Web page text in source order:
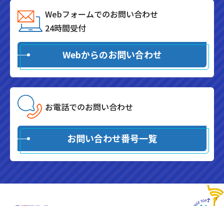
Webフォームでのお問い合わせ
24時間受付
Webからのお問い合わせ
お電話でのお問い合わせ
お問い合わせ番号一覧